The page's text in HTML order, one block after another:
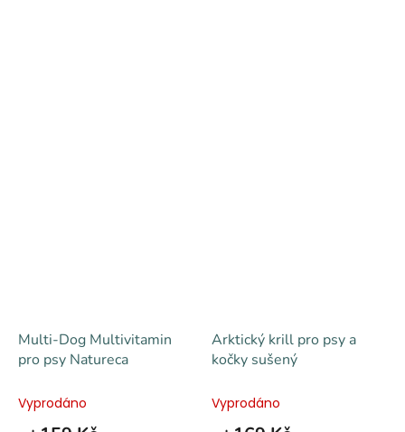
Multi-Dog Multivitamin
pro psy Natureca
Vyprodáno
Arktický krill pro psy a
kočky sušený
Vyprodáno